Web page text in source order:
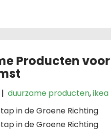
Producten voor
|duurzame producten,ikea
in de Groene Richting
in de Groene Richting